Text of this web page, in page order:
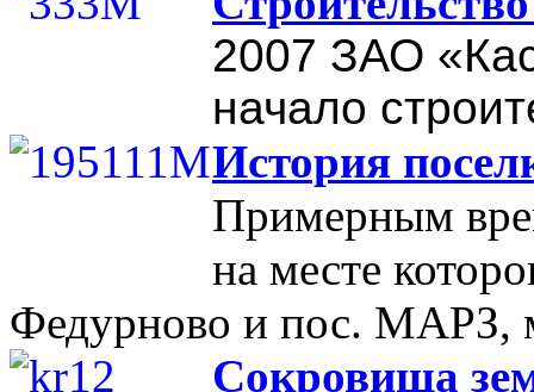
2007 ЗАО
начало
История
Примерным
на месте
Федурново и пос. МАРЗ,
Сокровища